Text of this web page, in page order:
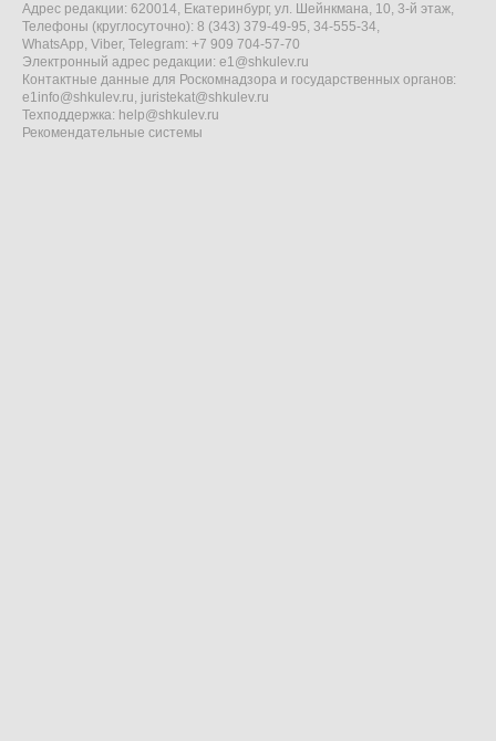
Адрес редакции: 620014, Екатеринбург, ул. Шейнкмана, 10, 3-й этаж,
Телефоны (круглосуточно): 8 (343) 379-49-95, 34-555-34,
WhatsApp, Viber, Telegram: +7 909 704-57-70
Электронный адрес редакции: e1@shkulev.ru
Контактные данные для Роскомнадзора и государственных органов:
e1info@shkulev.ru, juristekat@shkulev.ru
Техподдержка: help@shkulev.ru
Рекомендательные системы